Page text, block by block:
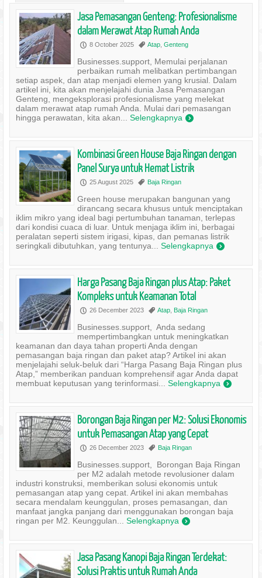
Jasa Pemasangan Genteng: Profesionalisme
dalam Merawat Atap Rumah Anda
P 8 October 2025 , Atap, Genteng
Businesses.support, Memulai perjalanan
perbaikan rumah melibatkan pertimbangan
setiap aspek, dan atap menjadi elemen yang krusial. Dalam
artikel ini, kita akan menjelajahi dunia Jasa Pemasangan
Genteng, mengeksplorasi profesionalisme yang melekat
dalam merawat atap rumah Anda. Mulai dari pemasangan
hingga perawatan, kita akan... Selengkapnya )
Kombinasi Green House Baja Ringan dengan
Panel Surya untuk Hemat Listrik
P 25 August 2025 , Baja Ringan
Green house merupakan bangunan yang
dirancang secara khusus untuk menciptakan
iklim mikro yang ideal bagi pertumbuhan tanaman, terlepas
dari kondisi cuaca di luar. Untuk menjaga iklim ini, berbagai
peralatan seperti sistem irigasi, kipas, dan pemanas listrik
seringkali dibutuhkan, yang tentunya... Selengkapnya )
Harga Pasang Baja Ringan plus Atap: Paket
Kompleks untuk Keamanan Total
P 26 December 2023 , Atap, Baja Ringan
Businesses.support, Anda sedang
mempertimbangkan untuk meningkatkan
keamanan dan daya tahan properti Anda dengan
pemasangan baja ringan dan paket atap? Artikel ini akan
menjelajahi seluk-beluk dari “Harga Pasang Baja Ringan plus
Atap,” memberikan panduan komprehensif agar Anda dapat
membuat keputusan yang terinformasi... Selengkapnya )
Borongan Baja Ringan per M2: Solusi Ekonomis
untuk Pemasangan Atap yang Cepat
P 26 December 2023 , Baja Ringan
Businesses.support, Borongan Baja Ringan
per M2 adalah metode revolusioner dalam
industri konstruksi, memberikan solusi ekonomis untuk
pemasangan atap yang cepat. Artikel ini akan membahas
secara mendalam keunggulan, proses pemasangan, dan
manfaat jangka panjang dari menggunakan borongan baja
ringan per M2. Keunggulan... Selengkapnya )
Jasa Pasang Kanopi Baja Ringan Terdekat:
Solusi Praktis untuk Rumah Anda